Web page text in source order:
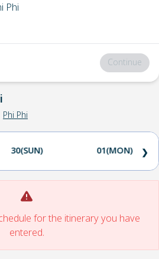
Phi
Continue
Phi Phi
30(SUN) 01(MON) ❯
for the itinerary you have
entered.